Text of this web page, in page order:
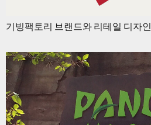
기빙팩토리 브랜드와 리테일 디자인